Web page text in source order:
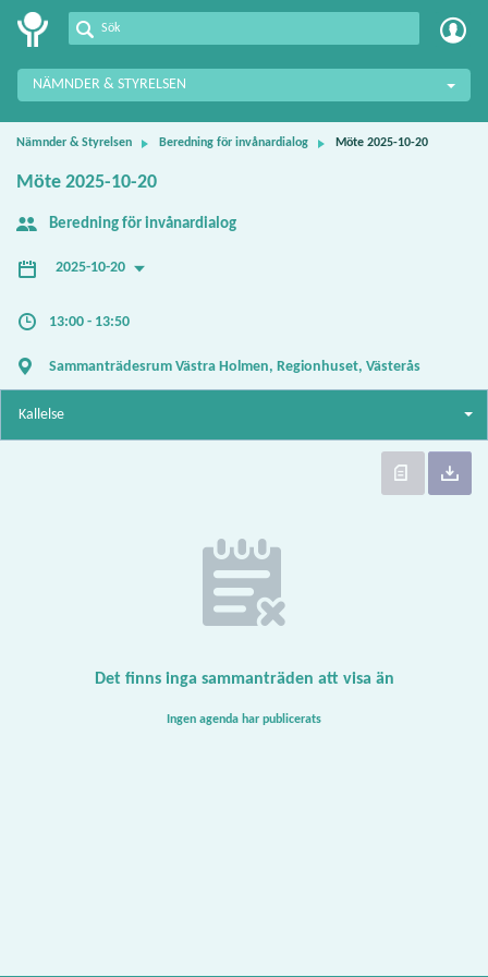
Meetings+
NÄMNDER & STYRELSEN
Nämnder & Styrelsen Beredning för invånardialog Möte 2025-10-20
Möte 2025-10-20
Beredning för invånardialog
2025-10-20
13:00 - 13:50
Sammanträdesrum Västra Holmen, Regionhuset, Västerås
Kallelse
Det finns inga sammanträden att visa än
Ingen agenda har publicerats